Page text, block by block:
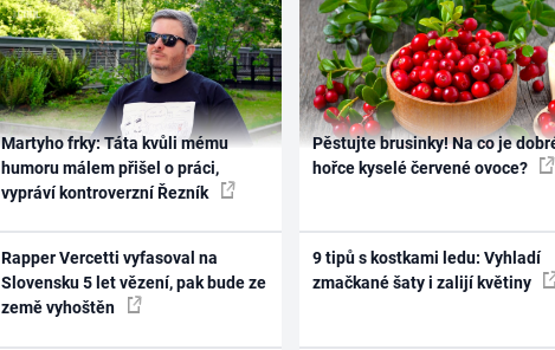
Martyho frky: Táta kvůli mému
humoru málem přišel o práci,
vypráví kontroverzní Řezník
Rapper Vercetti vyfasoval na
Slovensku 5 let vězení, pak bude ze
země vyhoštěn
Pěstujte brusinky! Na co je
hořce kyselé červené ovoce?
9 tipů s kostkami ledu: Vyhladí
zmačkané šaty i zalijí květiny